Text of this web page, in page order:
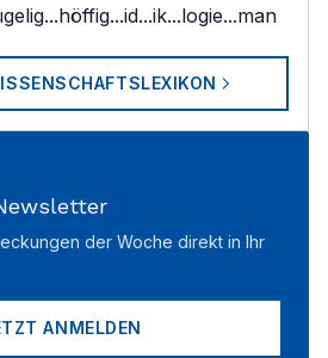
...höffig...id...ik...logie...man
der Woche direkt in Ihr
ANMELDEN